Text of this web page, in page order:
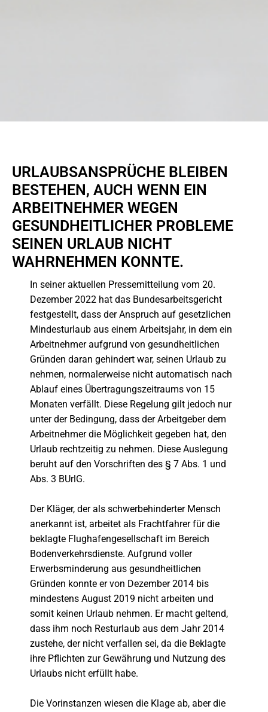
URLAUBSANSPRÜCHE BLEIBEN
BESTEHEN, AUCH WENN EIN
ARBEITNEHMER WEGEN
GESUNDHEITLICHER PROBLEME
SEINEN URLAUB NICHT
WAHRNEHMEN KONNTE.
In seiner aktuellen Pressemitteilung vom 20.
Dezember 2022 hat das Bundesarbeitsgericht
festgestellt, dass der Anspruch auf gesetzlichen
Mindesturlaub aus einem Arbeitsjahr, in dem ein
Arbeitnehmer aufgrund von gesundheitlichen
Gründen daran gehindert war, seinen Urlaub zu
nehmen, normalerweise nicht automatisch nach
Ablauf eines Übertragungszeitraums von 15
Monaten verfällt. Diese Regelung gilt jedoch nur
unter der Bedingung, dass der Arbeitgeber dem
Arbeitnehmer die Möglichkeit gegeben hat, den
Urlaub rechtzeitig zu nehmen. Diese Auslegung
beruht auf den Vorschriften des § 7 Abs. 1 und
Abs. 3 BUrlG.
Der Kläger, der als schwerbehinderter Mensch
anerkannt ist, arbeitet als Frachtfahrer für die
beklagte Flughafengesellschaft im Bereich
Bodenverkehrsdienste. Aufgrund voller
Erwerbsminderung aus gesundheitlichen
Gründen konnte er von Dezember 2014 bis
mindestens August 2019 nicht arbeiten und
somit keinen Urlaub nehmen. Er macht geltend,
dass ihm noch Resturlaub aus dem Jahr 2014
zustehe, der nicht verfallen sei, da die Beklagte
ihre Pflichten zur Gewährung und Nutzung des
Urlaubs nicht erfüllt habe.
Die Vorinstanzen wiesen die Klage ab, aber die